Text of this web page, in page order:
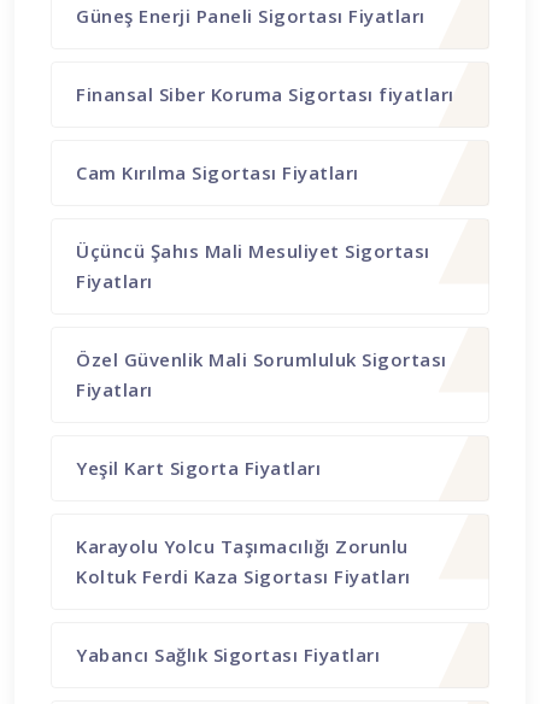
Güneş Enerji Paneli Sigortası Fiyatları
Finansal Siber Koruma Sigortası fiyatları
Cam Kırılma Sigortası Fiyatları
Üçüncü Şahıs Mali Mesuliyet Sigortası
Fiyatları
Özel Güvenlik Mali Sorumluluk Sigortası
Fiyatları
Yeşil Kart Sigorta Fiyatları
Karayolu Yolcu Taşımacılığı Zorunlu
Koltuk Ferdi Kaza Sigortası Fiyatları
Yabancı Sağlık Sigortası Fiyatları